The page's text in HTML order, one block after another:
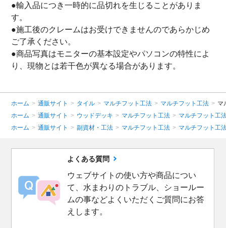
●輸入品につき一時的に品切れを生じることがありま
す。
●施工後のクレームはお受けできませんのであらかじめ
ご了承ください。
●商品写真はモニターの基本設定やパソコンの特性によ
り、現物とは若干色が異なる場合があります。
ホーム > 通販サイト > タイル > マルチフット工法 > マルチフット工法 > マ
ホーム > 通販サイト > ウッドデッキ > マルチフット工法 > マルチフット工
ホーム > 通販サイト > 副資材・工法 > マルチフット工法 > マルチフット工
よくある質問
ウェブサイトの使い方や商品につい
て、水まわりのトラブル、ショールー
ムの事などよくいただくご質問にお答
えします。